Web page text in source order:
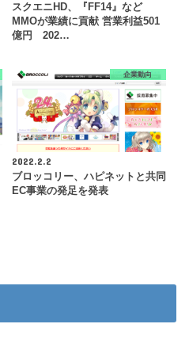
スクエニHD、『FF14』など
MMOが業績に貢献 営業利益501
億円 202…
企業動向
2022.2.2
ブロッコリー、ハピネットと共同
EC事業の発足を発表